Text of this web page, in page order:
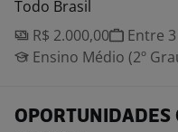
Todo Brasil
R$ 2.000,00
Entre
Ensino Médio (2º
OPORTUNIDADES